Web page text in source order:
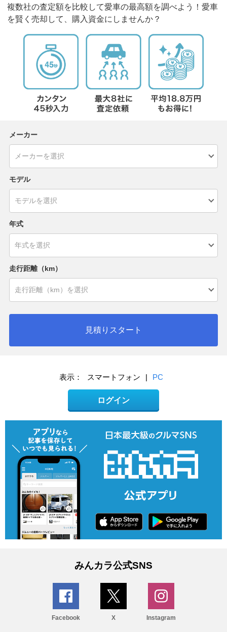
複数社の査定額を比較して愛車の最高額を調べよう！愛車
を賢く売却して、購入資金にしませんか？
メーカー
モデル
年式
走行距離（km）
見積りスタート
表示： スマートフォン | PC
ログイン
みんカラ公式SNS
Facebook X Instagram